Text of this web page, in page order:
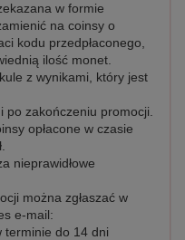
w formie
na coinsy o
kodu przedpłaconego,
ilość monet.
z wynikami, który jest
po zakończeniu promocji.
opłacone w czasie
nieprawidłowe
można zgłaszać w
e-mail:
terminie do 14 dni